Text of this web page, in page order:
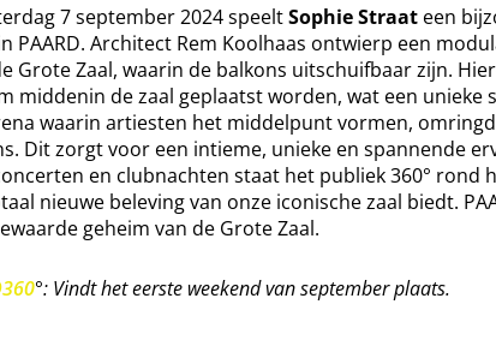
7 september 2024 speeltSophie Straat een
PAARD. Architect Rem Koolhaas ontwierp een
Grote Zaal, waarin de balkons uitschuifbaar zijn.
middenin de zaal geplaatst worden, wat een unieke
waarin artiesten het middelpunt vormen,
Dit zorgt voor een intieme, unieke en spannende
en clubnachten staat het publiek 360° rond
nieuwe beleving van onze iconische zaal biedt.
geheim van de Grote Zaal.
°: Vindt het eerste weekend van september plaats.